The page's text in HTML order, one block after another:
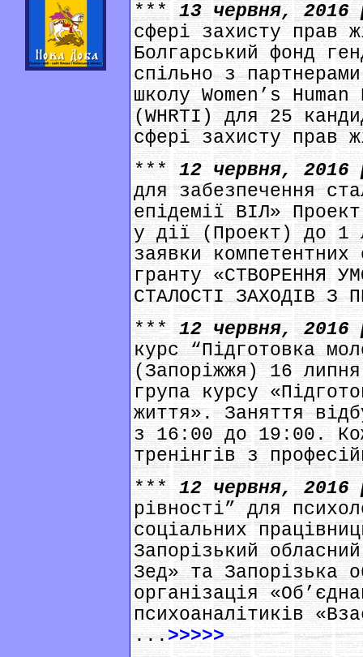
***13 червня,
сфері захисту прав
Болгарський фонд
спільно з
школу Women’s
(WHRTI) для 25
сфері захисту прав
***12 червня,
для забезпечення
епідемії ВІЛ»
у дії (Проект) до 1
заявки компетентних
гранту «СТВОРЕННЯ
СТАЛОСТІ ЗАХОДІВ З
***12 червня,
курс “Підготовка
(Запоріжжя) 16
група курсу
життя». Заняття
з 16:00 до 19:00.
тренінгів з
***12 червня,
рівності” для
соціальних
Запорізький
Зед» та Запорізька
організація
психоаналітиків
...>>>>>